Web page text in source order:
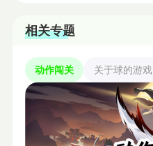
相关专题
动作闯关 关于球的游戏